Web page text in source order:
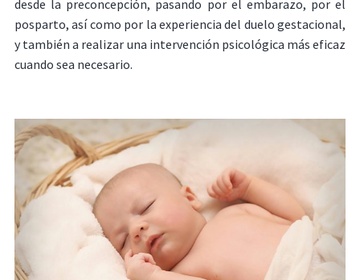
desde la preconcepción, pasando por el embarazo, por el
posparto, así como por la experiencia del duelo gestacional,
y también a realizar una intervención psicológica más eficaz
cuando sea necesario.